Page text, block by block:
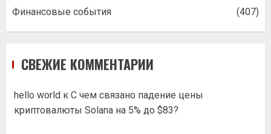
Финансовые события (407)
СВЕЖИЕ КОММЕНТАРИИ
hello world к С чем связано падение цены
криптовалюты Solana на 5% до $83?